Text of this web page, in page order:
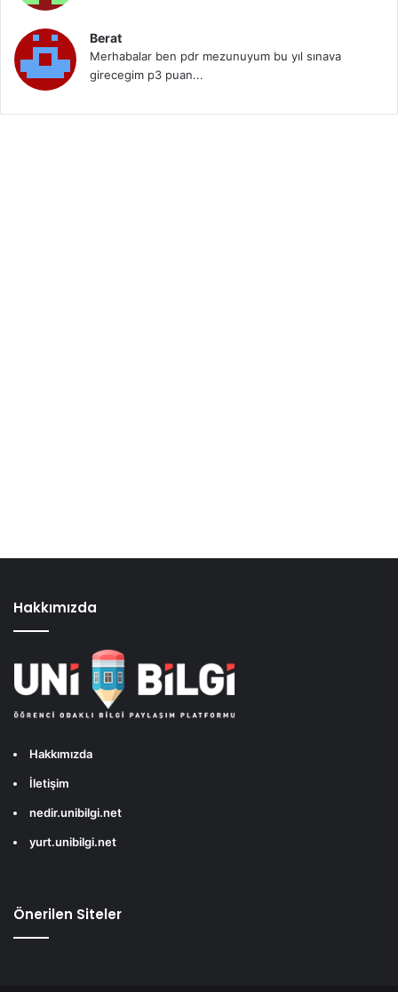
Berat
Merhabalar ben pdr mezunuyum bu yıl sınava
girecegim p3 puan...
Hakkımızda
Hakkımızda
İletişim
nedir.unibilgi.net
yurt.unibilgi.net
Önerilen Siteler